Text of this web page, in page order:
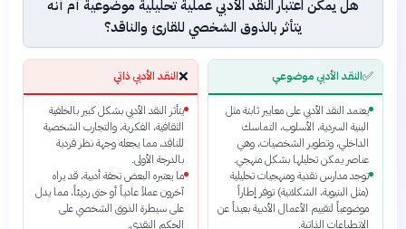
هل يمكن اعتبار النقد الأدبي عملية تحليلية موضوعية أم أنه
يتأثر بالذوق الشخصي للقارئ والناقد؟
✅النقد الأدبي موضوعي
يعتمد النقد الأدبي على معايير ثابتة مثل
البنية السردية، الأسلوب، التماسك
الداخلي، وتطوير الشخصيات، وهي
عناصر يمكن تحليلها بشكل منهجي.
توجد مدارس نقدية ومنهجيات تحليلية
(مثل البنيوية، الشكلانية) توفر إطاراً
موضوعياً لتقييم الأعمال الأدبية بعيداً عن
الانطباعات الذاتية.
❌النقد الأدبي ذاتي
يتأثر النقد الأدبي بشكل كبير بالخلفية
الثقافية، الفكرية، والتجارب الشخصية
للناقد، مما يجعله وجهة نظر فردية
بالدرجة الأولى.
ما يعتبره البعض تحفة أدبية، قد يراه
آخرون عملاً عادياً أو حتى رديئاً، مما يدل
على سيطرة الذوق الشخصي على
الحكم النقدي.